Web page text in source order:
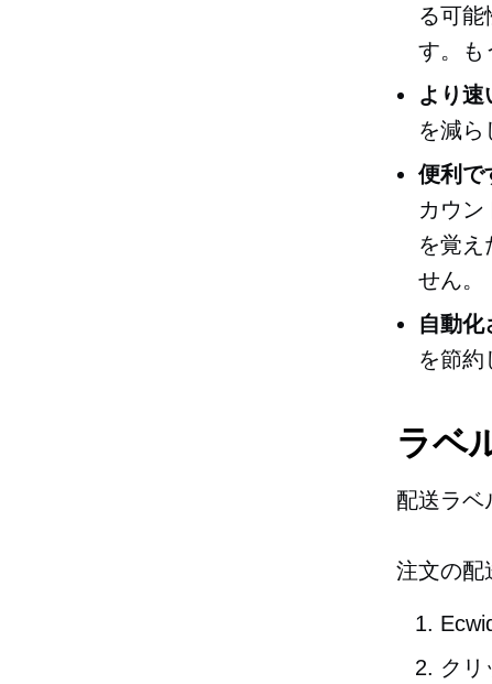
る可能
す。も
より速
を減ら
便利で
カウン
を覚え
せん。
自動化
を節約
ラベ
配送ラベ
注文の配
クリ